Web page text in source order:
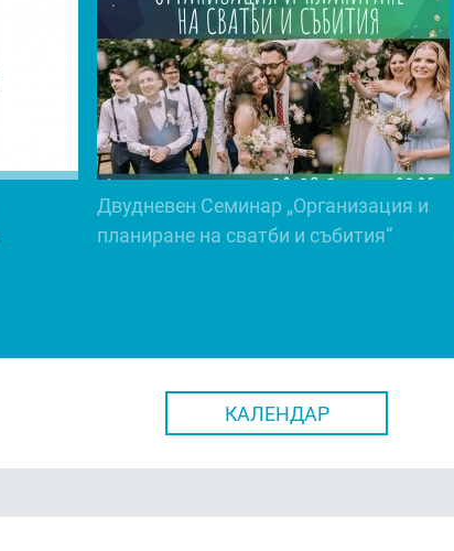
Двудневен Семинар „Организация и
планиране на сватби и събития“
КАЛЕНДАР